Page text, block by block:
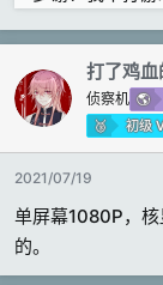
打了鸡
侦察机
初级
2021/07/19
单屏幕1080P，
的。